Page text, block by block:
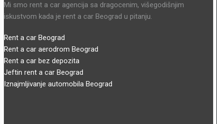
Mi smo rent a car agencija sa dragocenim, višegodišnjim
iskustvom kada je rent a car Beograd u pitanju.
Rent a car Beograd
Rent a car aerodrom Beograd
Rent a car bez depozita
Jeftin rent a car Beograd
Iznajmljivanje automobila Beograd